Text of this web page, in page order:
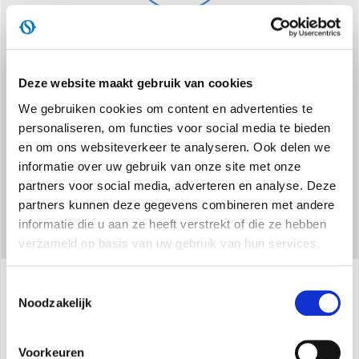
Deze website maakt gebruik van cookies
We gebruiken cookies om content en advertenties te
personaliseren, om functies voor social media te bieden
en om ons websiteverkeer te analyseren. Ook delen we
informatie over uw gebruik van onze site met onze
partners voor social media, adverteren en analyse. Deze
partners kunnen deze gegevens combineren met andere
informatie die u aan ze heeft verstrekt of die ze hebben
verzameld op basis van uw gebruik van hun services.
Noodzakelijk
Voorkeuren
MILIEUVRIENDELIJK GAS
broeikaseffect, voor een duurzamer comfort. Milieuvriendelijk.
Specificaties